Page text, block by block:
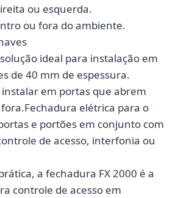
ou esquerda.
ou fora do ambiente.
ideal para instalação em
de 40 mm de espessura.
instalar em portas que abrem
elétrica para o
e portões em conjunto com
de acesso, interfonia ou
a fechadura FX 2000 é a
controle de acesso em